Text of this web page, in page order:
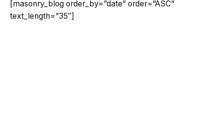
[masonry_blog order_by=”date” order=”ASC”
text_length=”35″]